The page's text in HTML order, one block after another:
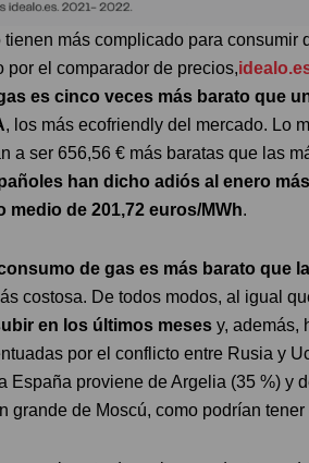
más complicado para consumir
el comparador de precios,
es cinco veces más barato que
, los más ecofriendly del mercado. Lo
a ser 656,56 € más baratas que las
han dicho adiós al enero
medio de 201,72 euros/MWh.
de gas es más barato que
costosa. De todos modos, al igual
en los últimos meses y, además,
por el conflicto entre Rusia y
España proviene de Argelia (35 %) y
grande de Moscú, como podrían